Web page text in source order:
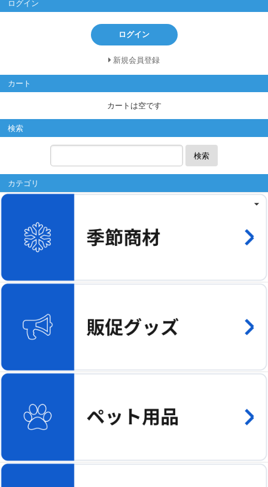
ログイン
ログイン
新規会員登録
カート
カートは空です
検索
検索
カテゴリ